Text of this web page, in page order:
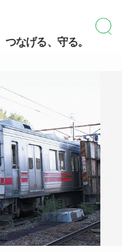
なげる、守る。